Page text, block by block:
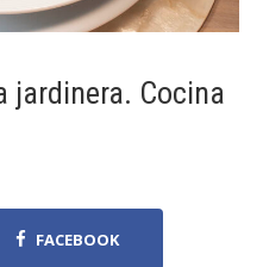
jardinera. Cocina
FACEBOOK